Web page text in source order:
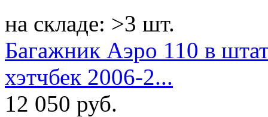
на складе: >3 шт.
Багажник Аэро 110 в
хэтчбек 2006-2...
12 050 руб.